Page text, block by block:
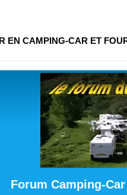
EN CAMPING-CAR ET
Forum Camping-